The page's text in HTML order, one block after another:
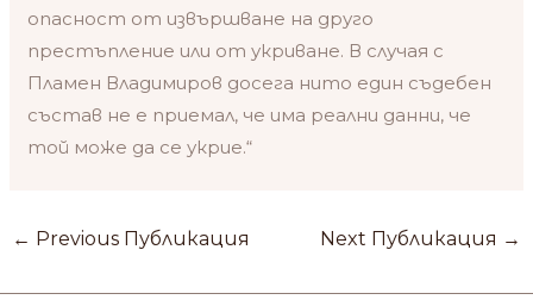
опасност от извършване на друго
престъпление или от укриване. В случая с
Пламен Владимиров досега нито един съдебен
състав не е приемал, че има реални данни, че
той може да се укрие.“
← Previous Публикация Next Публикация →